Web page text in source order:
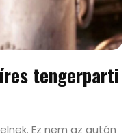
tengerparti
Ez nem az autón